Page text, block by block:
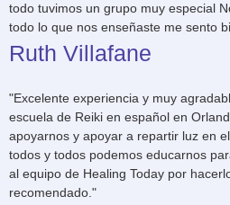
todo tuvimos un grupo muy especial
todo lo que nos enseñaste me sento
Ruth Villafane
"Excelente experiencia y muy
escuela de Reiki en español en
apoyarnos y apoyar a repartir luz en
todos y todos podemos educarnos
al equipo de Healing Today por
recomendado."